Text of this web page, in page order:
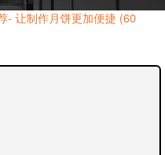
- 让制作月饼更加便捷 (60